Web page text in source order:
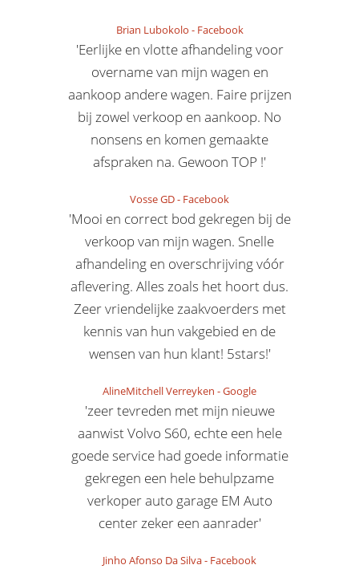
Brian Lubokolo - Facebook
'Eerlijke en vlotte afhandeling voor
overname van mijn wagen en
aankoop andere wagen. Faire prijzen
bij zowel verkoop en aankoop. No
nonsens en komen gemaakte
afspraken na. Gewoon TOP !'
Vosse GD- Facebook
'Mooi en correct bod gekregen bij de
verkoop van mijn wagen. Snelle
afhandeling en overschrijving vóór
aflevering. Alles zoals het hoort dus.
Zeer vriendelijke zaakvoerders met
kennis van hun vakgebied en de
wensen van hun klant! 5stars!'
AlineMitchell Verreyken -Google
'zeer tevreden met mijn nieuwe
aanwist Volvo S60, echte een hele
goede service had goede informatie
gekregen een hele behulpzame
verkoper auto garage EM Auto
center zeker een aanrader'
Jinho Afonso Da Silva- Facebook